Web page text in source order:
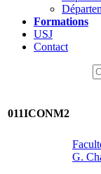
Formations
USJ
Contact
011ICONM2
G.